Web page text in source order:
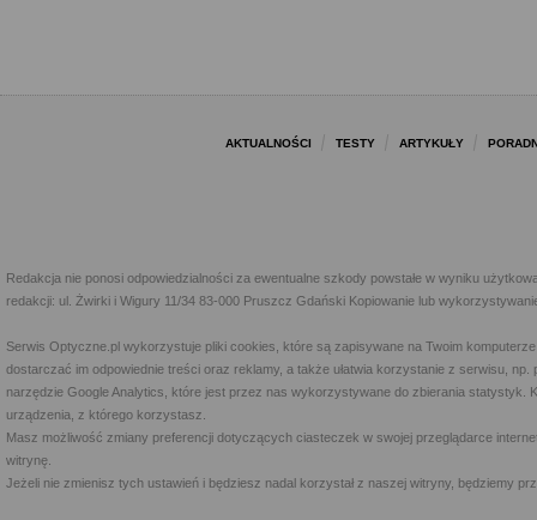
AKTUALNOŚCI TESTY ARTYKUŁY
Redakcja nie ponosi odpowiedzialności za ewentualne szkody powstałe w wyniku
redakcji: ul. Żwirki i Wigury 11/34 83-000 Pruszcz Gdański Kopiowanie lub
Serwis Optyczne.pl wykorzystuje pliki cookies, które są zapisywane na Twoim
dostarczać im odpowiednie treści oraz reklamy, a także ułatwia korzystanie z serwisu,
narzędzie Google Analytics, które jest przez nas wykorzystywane do zbierania statystyk.
urządzenia, z którego korzystasz.
Masz możliwość zmiany preferencji dotyczących ciasteczek w swojej przeglądarce
witrynę.
Jeżeli nie zmienisz tych ustawień i będziesz nadal korzystał z naszej witryny, będziemy